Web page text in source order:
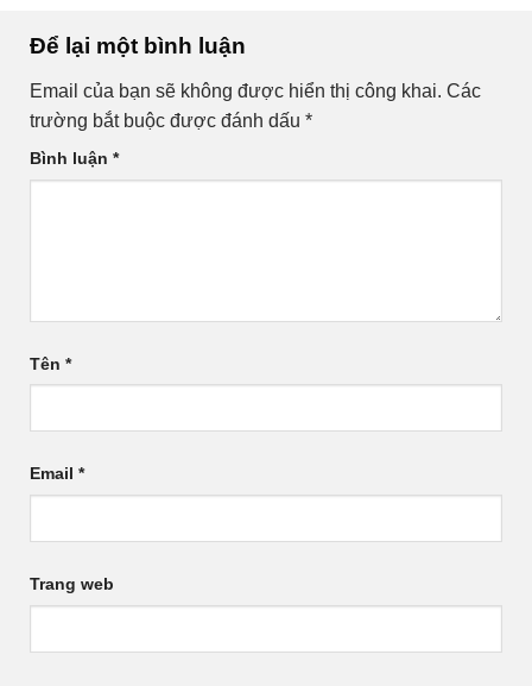
Để lại một bình luận
Email của bạn sẽ không được hiển thị công khai. Các
trường bắt buộc được đánh dấu *
Bình luận *
Tên *
Email *
Trang web